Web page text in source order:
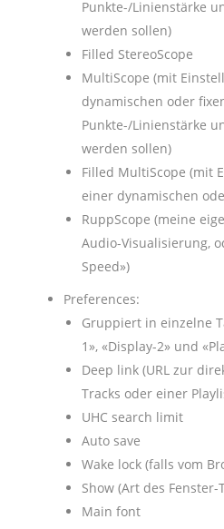
Punkte-/Linienstärke
werden sollen)
Filled StereoScope
MultiScope (mit
dynamischen oder
Punkte-/Linienstärke
werden sollen)
Filled MultiScope (mit
einer dynamischen
RuppScope (meine
Audio-Visualisierung,
Speed»)
Preferences:
Gruppiert in einzelne
1», «Display-2» und
Deep link (URL zur
Tracks oder einer
UHC search limit
Auto save
Wake lock (falls vom
Show (Art des
Main font